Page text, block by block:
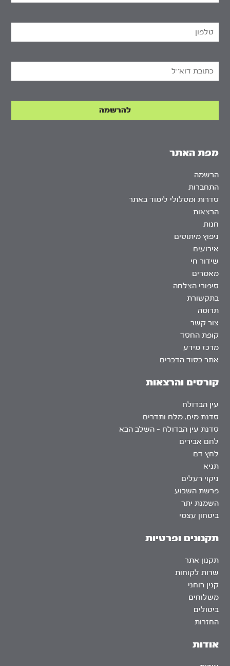
אודות
מפת האתר
הרשמה
התחברות
סדרות ומסלולי לימוד באתר
הרצאות
חנות
ניפוץ מיתוסים
אירועים
שידור חי
מאמרים
סיפורי הצלחה
בתקשורת
תרומה
צור קשר
קופת החסד
מרכז מידע
אתר בסוד הדברים
קורסים והרצאות
עין הבדולח
סדנת מים, מלח ותדרים
סדנת עין הבדולח – השלב הבא
לחם אבירים
לחץ דם
תניא
ניקוי רעלים
פרשת השבוע
השמנת יתר
ביטחון עצמי
תקנונים ופרטיות
תקנון אתר
שרות לקוחות
קנין רוחני
משלוחים
ביטולים
החזרות